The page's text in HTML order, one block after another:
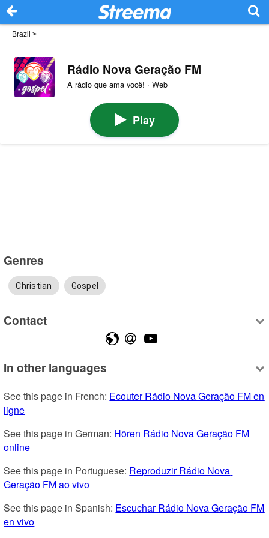
Brazil >
Rádio Nova Geração FM
A rádio que ama você! · Web
Play
Genres
Christian Gospel
Contact
In other languages
See this page in French: Ecouter Rádio Nova Geração FM en
ligne
See this page in German: Hören Rádio Nova Geração FM
online
See this page in Portuguese: Reproduzir Rádio Nova
Geração FM ao vivo
See this page in Spanish: Escuchar Rádio Nova Geração FM
en vivo